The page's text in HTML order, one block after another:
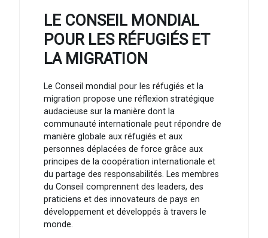
LE CONSEIL MONDIAL
POUR LES RÉFUGIÉS ET
LA MIGRATION
Le Conseil mondial pour les réfugiés et la
migration propose une réflexion stratégique
audacieuse sur la manière dont la
communauté internationale peut répondre de
manière globale aux réfugiés et aux
personnes déplacées de force grâce aux
principes de la coopération internationale et
du partage des responsabilités. Les membres
du Conseil comprennent des leaders, des
praticiens et des innovateurs de pays en
développement et développés à travers le
monde.